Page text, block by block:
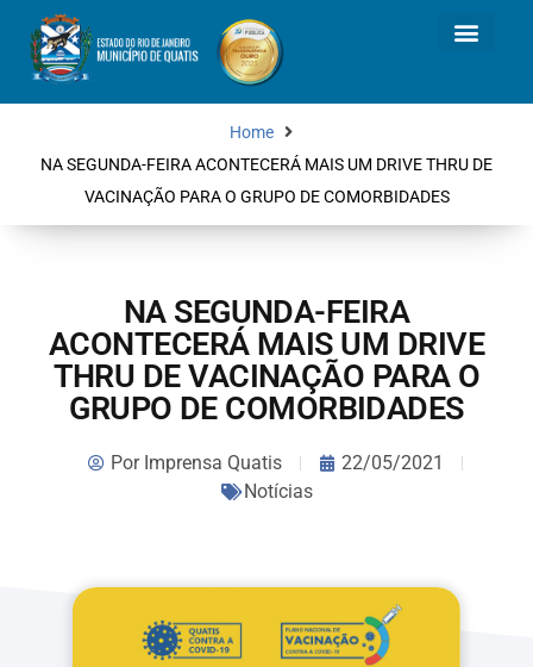
Home
NA SEGUNDA-FEIRA ACONTECERÁ MAIS UM DRIVE THRU DE
VACINAÇÃO PARA O GRUPO DE COMORBIDADES
NA SEGUNDA-FEIRA
ACONTECERÁ MAIS UM DRIVE
THRU DE VACINAÇÃO PARA O
GRUPO DE COMORBIDADES
PorImprensa Quatis
22/05/2021
Notícias